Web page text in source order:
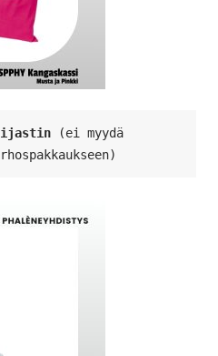
(ei myydä